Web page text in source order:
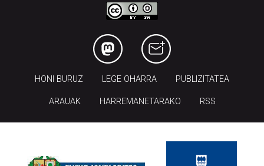
HONI BURUZ LEGE OHARRA PUBLIZITATEA
ARAUAK HARREMANETARAKO RSS